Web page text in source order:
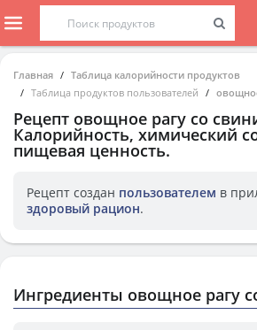
Главная
Таблица калорийности продуктов
Таблица продуктов пользователей
Рецепт овощное рагу со
Калорийность, химический
пищевая ценность.
Рецепт создан пользователем в
здоровый рацион.
Ингредиенты овощное рагу